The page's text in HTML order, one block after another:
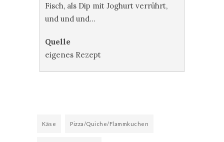
Fisch, als Dip mit Joghurt verrührt,
und und und…
Quelle
eigenes Rezept
Käse Pizza/Quiche/Flammkuchen